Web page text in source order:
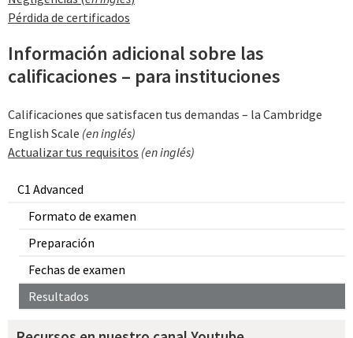
C1 Advanced
Formato de examen
Preparación
Fechas de examen
Resultados
Pérdida de certificados
Información adicional sobre las
calificaciones – para instituciones
Calificaciones que satisfacen tus demandas – la Cambridge
English Scale (en inglés)
Actualizar tus requisitos (en inglés)